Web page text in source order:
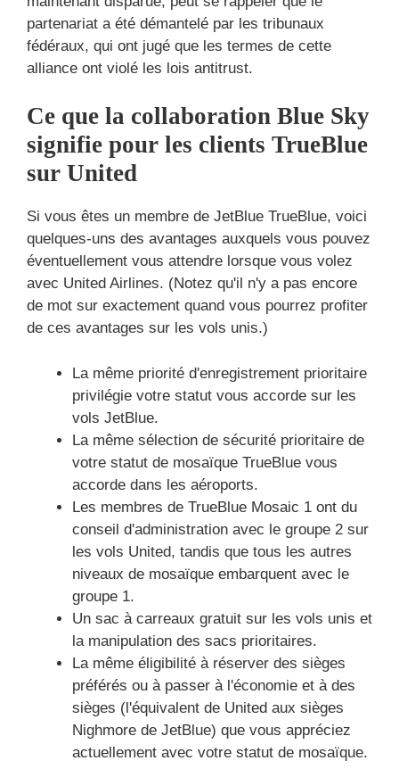
partenariat a été démantelé par les tribunaux
fédéraux, qui ont jugé que les termes de cette
alliance ont violé les lois antitrust.
Ce que la collaboration Blue Sky
signifie pour les clients TrueBlue
sur United
Si vous êtes un membre de JetBlue TrueBlue, voici
quelques-uns des avantages auxquels vous pouvez
éventuellement vous attendre lorsque vous volez
avec United Airlines. (Notez qu'il n'y a pas encore
de mot sur exactement quand vous pourrez profiter
de ces avantages sur les vols unis.)
La même priorité d'enregistrement prioritaire
privilégie votre statut vous accorde sur les
vols JetBlue.
La même sélection de sécurité prioritaire de
votre statut de mosaïque TrueBlue vous
accorde dans les aéroports.
Les membres de TrueBlue Mosaic 1 ont du
conseil d'administration avec le groupe 2 sur
les vols United, tandis que tous les autres
niveaux de mosaïque embarquent avec le
groupe 1.
Un sac à carreaux gratuit sur les vols unis et
la manipulation des sacs prioritaires.
La même éligibilité à réserver des sièges
préférés ou à passer à l'économie et à des
sièges (l'équivalent de United aux sièges
Nighmore de JetBlue) que vous appréciez
actuellement avec votre statut de mosaïque.